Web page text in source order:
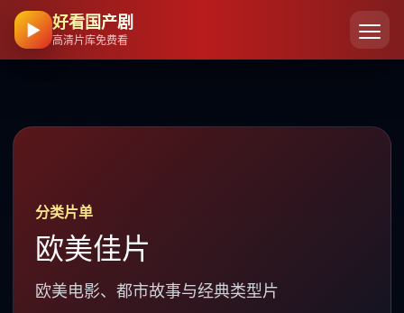
▶ 好看国产剧
高清片库免费看
分类片单
欧美佳片
欧美电影、都市故事与经典类型片